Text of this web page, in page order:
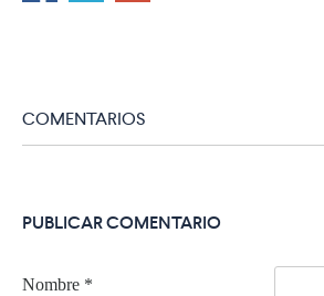
COMENTARIOS
PUBLICAR COMENTARIO
Nombre *